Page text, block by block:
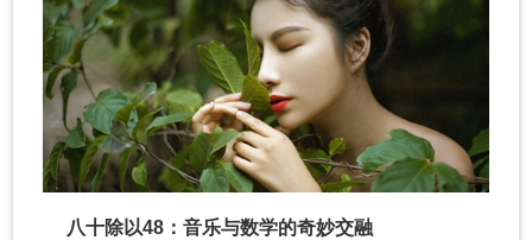
八十除以48：音乐与数学的奇妙交融